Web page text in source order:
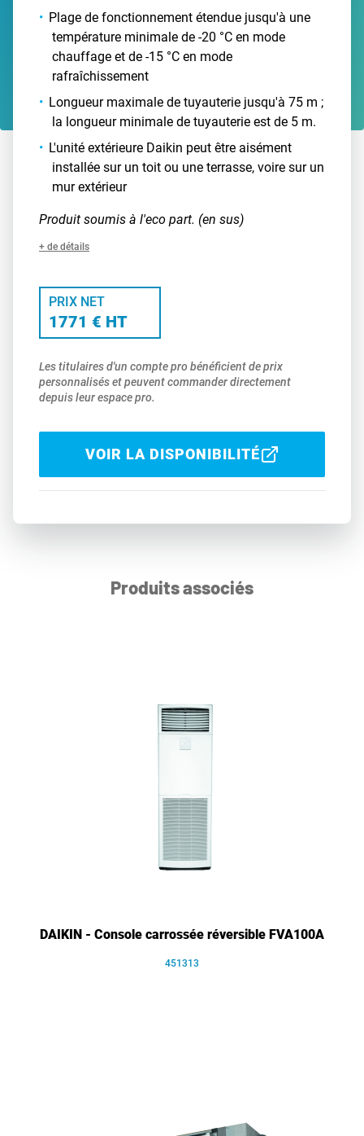
Plage de fonctionnement étendue jusqu'à une
température minimale de -20 °C en mode
chauffage et de -15 °C en mode
rafraîchissement
Longueur maximale de tuyauterie jusqu'à 75 m ;
la longueur minimale de tuyauterie est de 5 m.
L'unité extérieure Daikin peut être aisément
installée sur un toit ou une terrasse, voire sur un
mur extérieur
Produit soumis à l'eco part. (en sus)
+ de détails
PRIX NET
1771 € HT
Les titulaires d'un compte pro bénéficient de prix
personnalisés et peuvent commander directement
depuis leur espace pro.
VOIR LA DISPONIBILITÉ
Produits associés
DAIKIN - Console carrossée réversible FVA100A
451313